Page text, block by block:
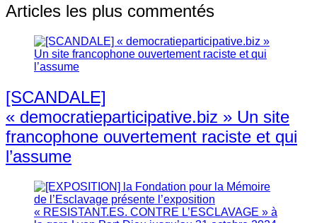
Articles les plus commentés
[SCANDALE]
« democratieparticipative.biz » Un site
francophone ouvertement raciste et qui
l’assume